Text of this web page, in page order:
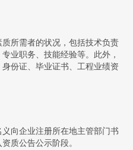
所需者的状况，包括技术负责
业职务、技能经验等。此外，
份证、毕业证书、工程业绩资
向企业注册所在地主管部门书
质公告公示阶段。